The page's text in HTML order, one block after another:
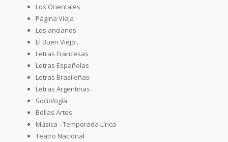
Los Orientales
Página Vieja
Los ancianos
El Buen Viejo...
Letras Francesas
Letras Españolas
Letras Brasileñas
Letras Argentinas
Sociología
Bellas Artes
Música - Temporada Lírica
Teatro Nacional